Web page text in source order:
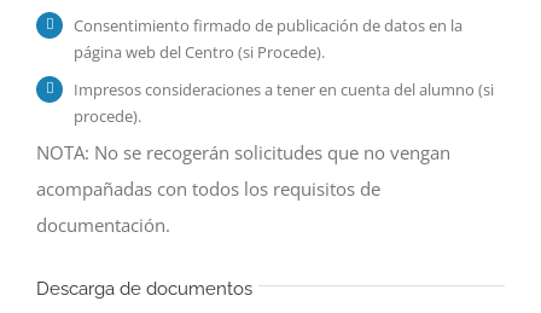
Consentimiento firmado de publicación de datos en la
página web del Centro (si Procede).
Impresos consideraciones a tener en cuenta del alumno (si
procede).
NOTA: No se recogerán solicitudes que no vengan
acompañadas con todos los requisitos de
documentación.
Descarga de documentos